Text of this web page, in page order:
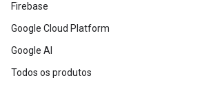
Firebase
Google Cloud Platform
Google AI
Todos os produtos